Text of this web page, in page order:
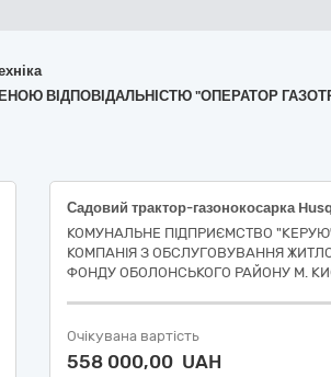
ВІДПОВІДАЛЬНІСТЮ "ОПЕРАТОР
КОМУНАЛЬНЕ ПІДПРИЄМСТВО
КОМПАНІЯ З ОБСЛУГОВУВАННЯ
ФОНДУ ОБОЛОНСЬКОГО РАЙОНУ М.
Очікувана вартість
558 000,00 UAH